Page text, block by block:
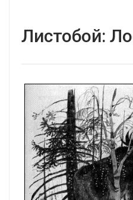
Листобой: